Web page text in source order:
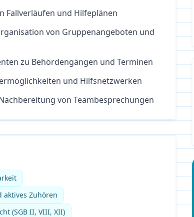
Fallverläufen und Hilfeplänen
von Gruppenangeboten und
zu Behördengängen und Terminen
und Hilfsnetzwerken
von Teambesprechungen
aktives Zuhören
(SGB II, VIII, XII)